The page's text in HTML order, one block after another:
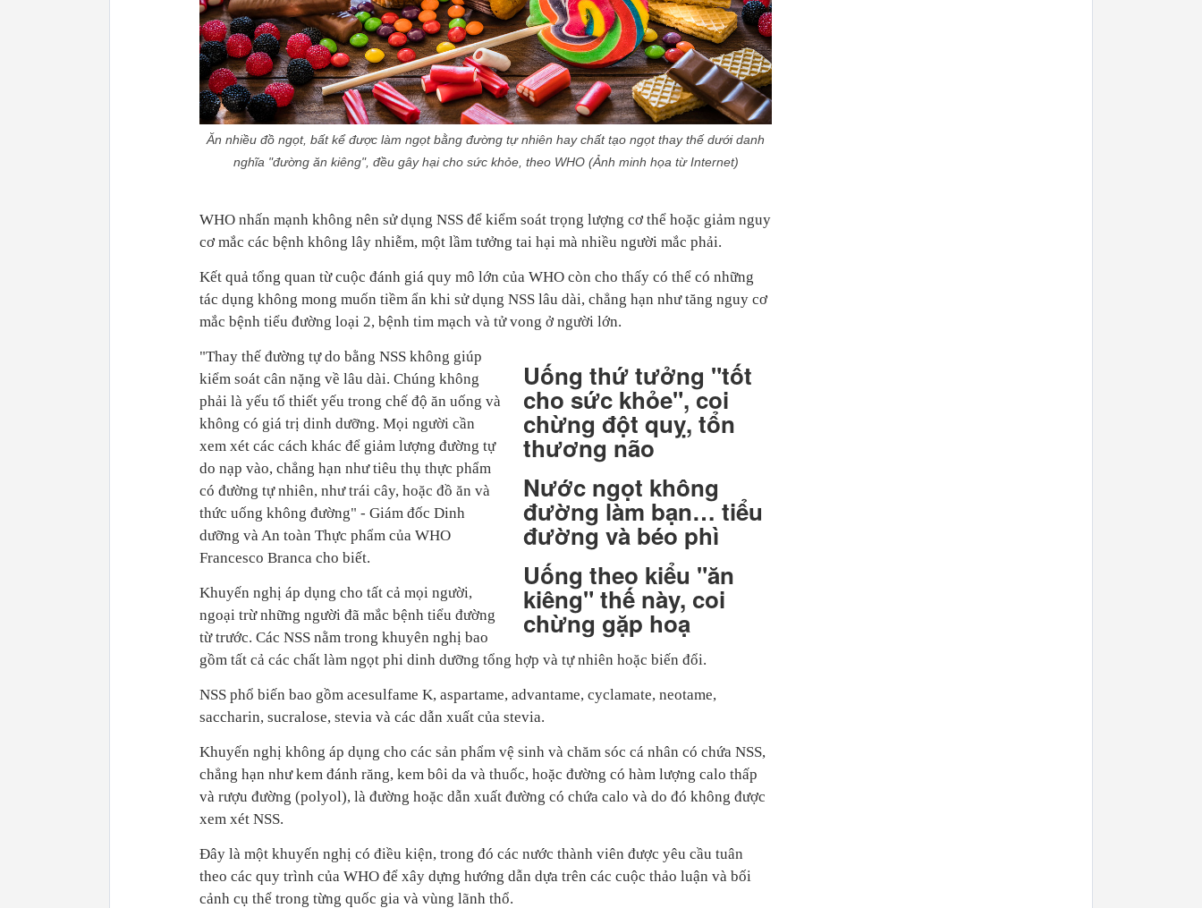
Ăn nhiều đồ ngọt, bất kể được làm ngọt bằng đường tự nhiên hay chất tạo ngọt thay thế dưới danh
nghĩa "đường ăn kiêng", đều gây hại cho sức khỏe, theo WHO (Ảnh minh họa từ Internet)
WHO nhấn mạnh không nên sử dụng NSS để kiểm soát trọng lượng cơ thể hoặc giảm nguy
cơ mắc các bệnh không lây nhiễm, một lầm tưởng tai hại mà nhiều người mắc phải.
Kết quả tổng quan từ cuộc đánh giá quy mô lớn của WHO còn cho thấy có thể có những
tác dụng không mong muốn tiềm ẩn khi sử dụng NSS lâu dài, chẳng hạn như tăng nguy cơ
mắc bệnh tiểu đường loại 2, bệnh tim mạch và tử vong ở người lớn.
Uống thứ tưởng "tốt
cho sức khỏe", coi
chừng đột quỵ, tổn
thương não
Nước ngọt không
đường làm bạn… tiểu
đường và béo phì
Uống theo kiểu "ăn
kiêng" thế này, coi
chừng gặp hoạ
"Thay thế đường tự do bằng NSS không giúp
kiểm soát cân nặng về lâu dài. Chúng không
phải là yếu tố thiết yếu trong chế độ ăn uống và
không có giá trị dinh dưỡng. Mọi người cần
xem xét các cách khác để giảm lượng đường tự
do nạp vào, chẳng hạn như tiêu thụ thực phẩm
có đường tự nhiên, như trái cây, hoặc đồ ăn và
thức uống không đường" - Giám đốc Dinh
dưỡng và An toàn Thực phẩm của WHO
Francesco Branca cho biết.
Khuyến nghị áp dụng cho tất cả mọi người,
ngoại trừ những người đã mắc bệnh tiểu đường
từ trước. Các NSS nằm trong khuyên nghị bao
gồm tất cả các chất làm ngọt phi dinh dưỡng tổng hợp và tự nhiên hoặc biến đổi.
NSS phổ biến bao gồm acesulfame K, aspartame, advantame, cyclamate, neotame,
saccharin, sucralose, stevia và các dẫn xuất của stevia.
Khuyến nghị không áp dụng cho các sản phẩm vệ sinh và chăm sóc cá nhân có chứa NSS,
chẳng hạn như kem đánh răng, kem bôi da và thuốc, hoặc đường có hàm lượng calo thấp
và rượu đường (polyol), là đường hoặc dẫn xuất đường có chứa calo và do đó không được
xem xét NSS.
Đây là một khuyến nghị có điều kiện, trong đó các nước thành viên được yêu cầu tuân
theo các quy trình của WHO để xây dựng hướng dẫn dựa trên các cuộc thảo luận và bối
cảnh cụ thể trong từng quốc gia và vùng lãnh thổ.